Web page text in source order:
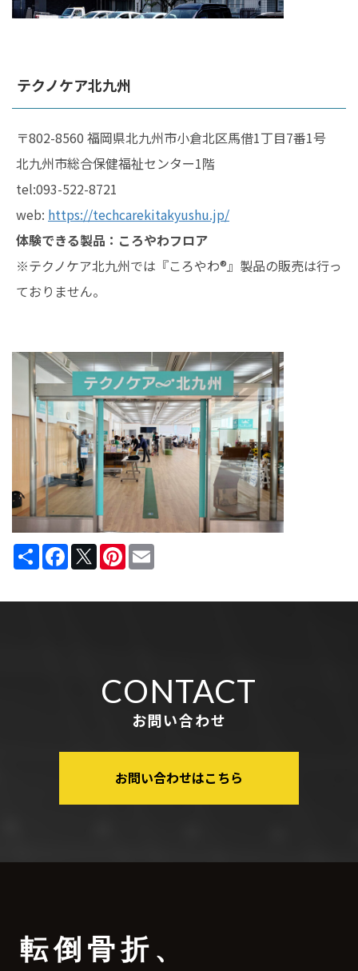
テクノケア北九州
〒802-8560 福岡県北九州市小倉北区馬借1丁目7番1号
北九州市総合保健福祉センター1階
tel:093-522-8721
web: https://techcarekitakyushu.jp/
体験できる製品：ころやわフロア
※テクノケア北九州では『ころやわ®︎』製品の販売は行っ
ておりません。
Share FacebookTwitterPinterest
CONTACT
お問い合わせ
お問い合わせはこちら
転倒骨折 、